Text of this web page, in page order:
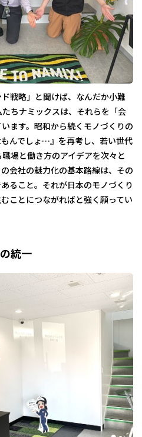
戦略」と聞けば、なんだか小難
ちナミックスは、それらを「会
ます。昭和から続くモノづくりの
んでしょ…』を再考し、若い世代
場と働き方のアイデアを次々と
会社の魅力化の基本路線は、その
ること。それが日本のモノづくり
ことにつながればと強く願ってい
統一